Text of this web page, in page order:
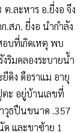
.ละหาร อ.ยี่งอ จึง
.สภ. ยี่งอ นำกำลัง
อบที่เกิดเหตุ พบ
ริมคลองระบายน้ำ
ดิง ดือราแม อายุ
ะ อยู่บ้านเลขที่
วุธปืนขนาด .357
ด และขาซ้าย 1